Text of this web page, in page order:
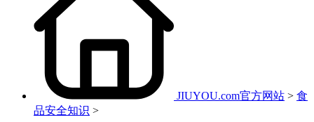
JIUYOU.com官方网站 > 食
品安全知识 >